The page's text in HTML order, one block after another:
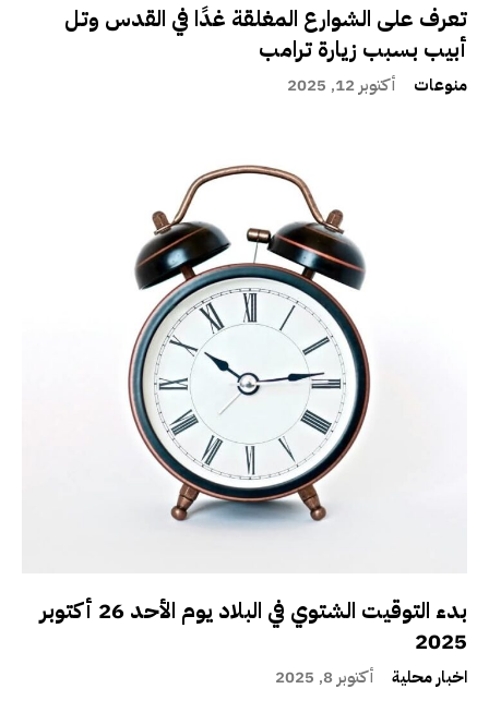
تعرف على الشوارع المغلقة غدًا في القدس وتل
أبيب بسبب زيارة ترامب
منوعات أكتوبر 12, 2025
بدء التوقيت الشتوي في البلاد يوم الأحد 26 أكتوبر
2025
اخبار محلية أكتوبر 8, 2025